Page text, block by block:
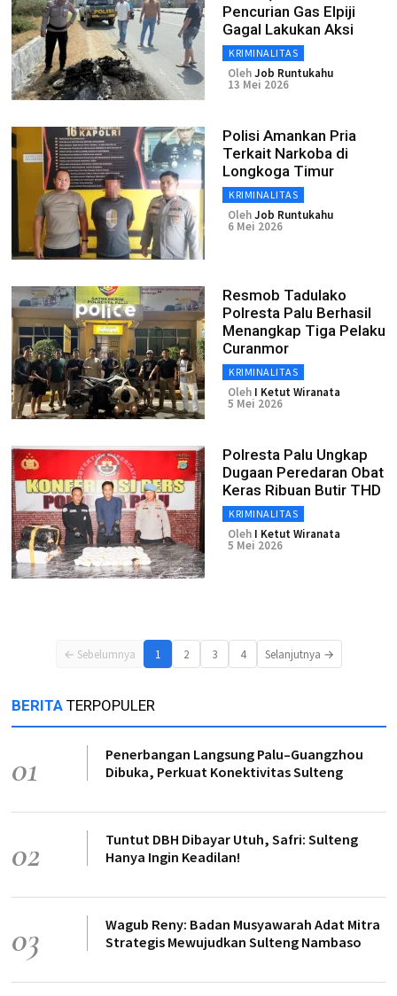
Pencurian Gas Elpiji
Gagal Lakukan Aksi
KRIMINALITAS
OlehJob Runtukahu
13 Mei 2026
Polisi Amankan Pria
Terkait Narkoba di
Longkoga Timur
KRIMINALITAS
OlehJob Runtukahu
6 Mei 2026
Resmob Tadulako
Polresta Palu Berhasil
Menangkap Tiga Pelaku
Curanmor
KRIMINALITAS
Oleh I Ketut Wiranata
5 Mei 2026
Polresta Palu Ungkap
Dugaan Peredaran Obat
Keras Ribuan Butir THD
KRIMINALITAS
Oleh I Ketut Wiranata
5 Mei 2026
← Sebelumnya 1 2 3 4 Selanjutnya →
BERITA TERPOPULER
01
Penerbangan Langsung Palu–Guangzhou
Dibuka, Perkuat Konektivitas Sulteng
02
Tuntut DBH Dibayar Utuh, Safri: Sulteng
Hanya Ingin Keadilan!
03
Wagub Reny: Badan Musyawarah Adat Mitra
Strategis Mewujudkan Sulteng Nambaso